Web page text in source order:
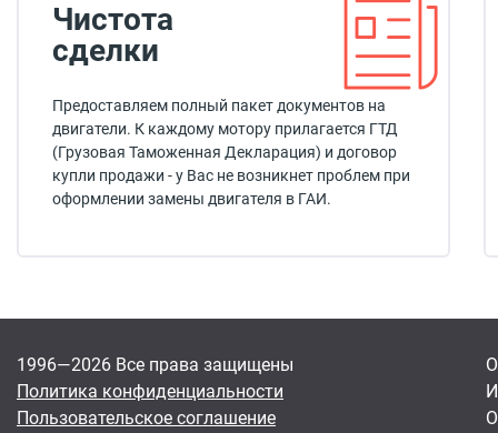
Чистота
сделки
Предоставляем полный пакет документов на
двигатели. К каждому мотору прилагается ГТД
(Грузовая Таможенная Декларация) и договор
купли продажи - у Вас не возникнет проблем при
оформлении замены двигателя в ГАИ.
1996—2026 Все права защищены
Политика конфиденциальности
Пользовательское соглашение